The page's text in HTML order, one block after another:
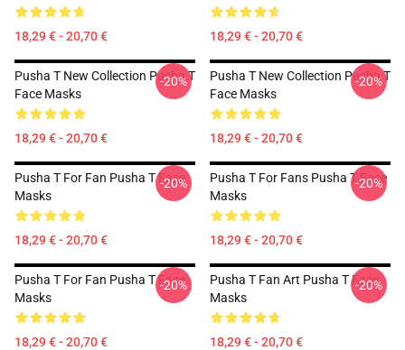
18,29 € - 20,70 € 18,29 € - 20,70 €
Pusha T New Collection Pusha T
Face Masks
18,29 € - 20,70 €
-20%
Pusha T New Collection Pusha T
Face Masks
18,29 € - 20,70 €
-20%
Pusha T For Fan Pusha T Face
Masks
18,29 € - 20,70 €
-20%
Pusha T For Fans Pusha T Face
Masks
18,29 € - 20,70 €
-20%
Pusha T For Fan Pusha T Face
Masks
18,29 € - 20,70 €
-20%
Pusha T Fan Art Pusha T Face
Masks
18,29 € - 20,70 €
-20%